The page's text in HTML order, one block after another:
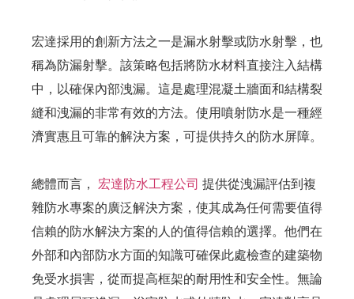
宏達採用的創新方法之一是漏水射擊或防水射擊，也
稱為防漏射擊。該策略包括將防水材料直接注入結構
中，以確保內部洩漏。這是處理混凝土牆面和結構裂
縫和洩漏的非常有效的方法。使用噴射防水是一種經
濟實惠且可靠的解決方案，可提供持久的防水屏障。
總體而言， 宏達防水工程公司 提供從洩漏評估到複
雜防水專案的廣泛解決方案，使其成為任何需要值得
信賴的防水解決方案的人的值得信賴的選擇。他們在
外部和內部防水方面的知識可確保此處檢查的建築物
免受水損害，從而提高框架的耐用性和安全性。無論